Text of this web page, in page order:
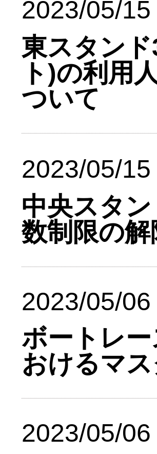
2023/05/15
東スタン
ト)の利用
ついて
2023/05/15
中央スタ
数制限の
2023/05/06
ボートレ
おけるマ
2023/05/06